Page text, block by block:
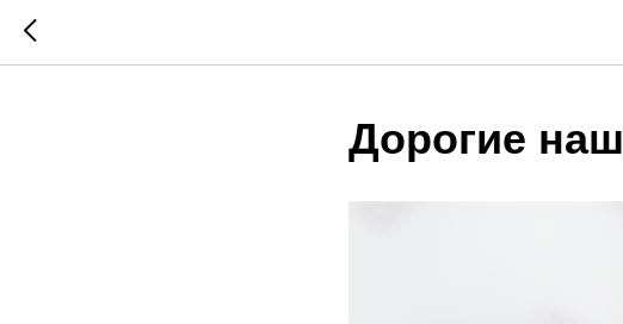
Дорогие